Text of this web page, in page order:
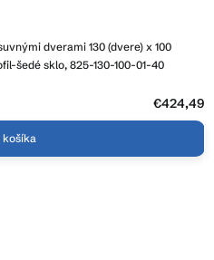
dverami 130 (dvere) x 100
šedé sklo, 825-130-100-01-40
€424,49
košíka